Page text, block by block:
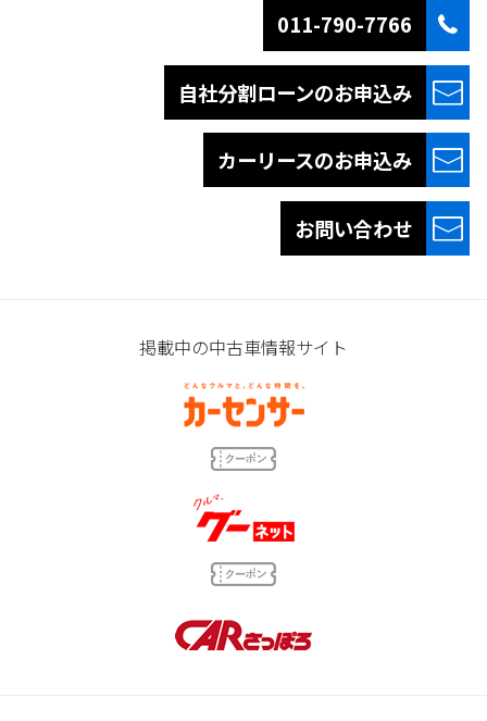
011-790-7766
自社分割ローンのお申込み
カーリースのお申込み
お問い合わせ
掲載中の中古車情報サイト